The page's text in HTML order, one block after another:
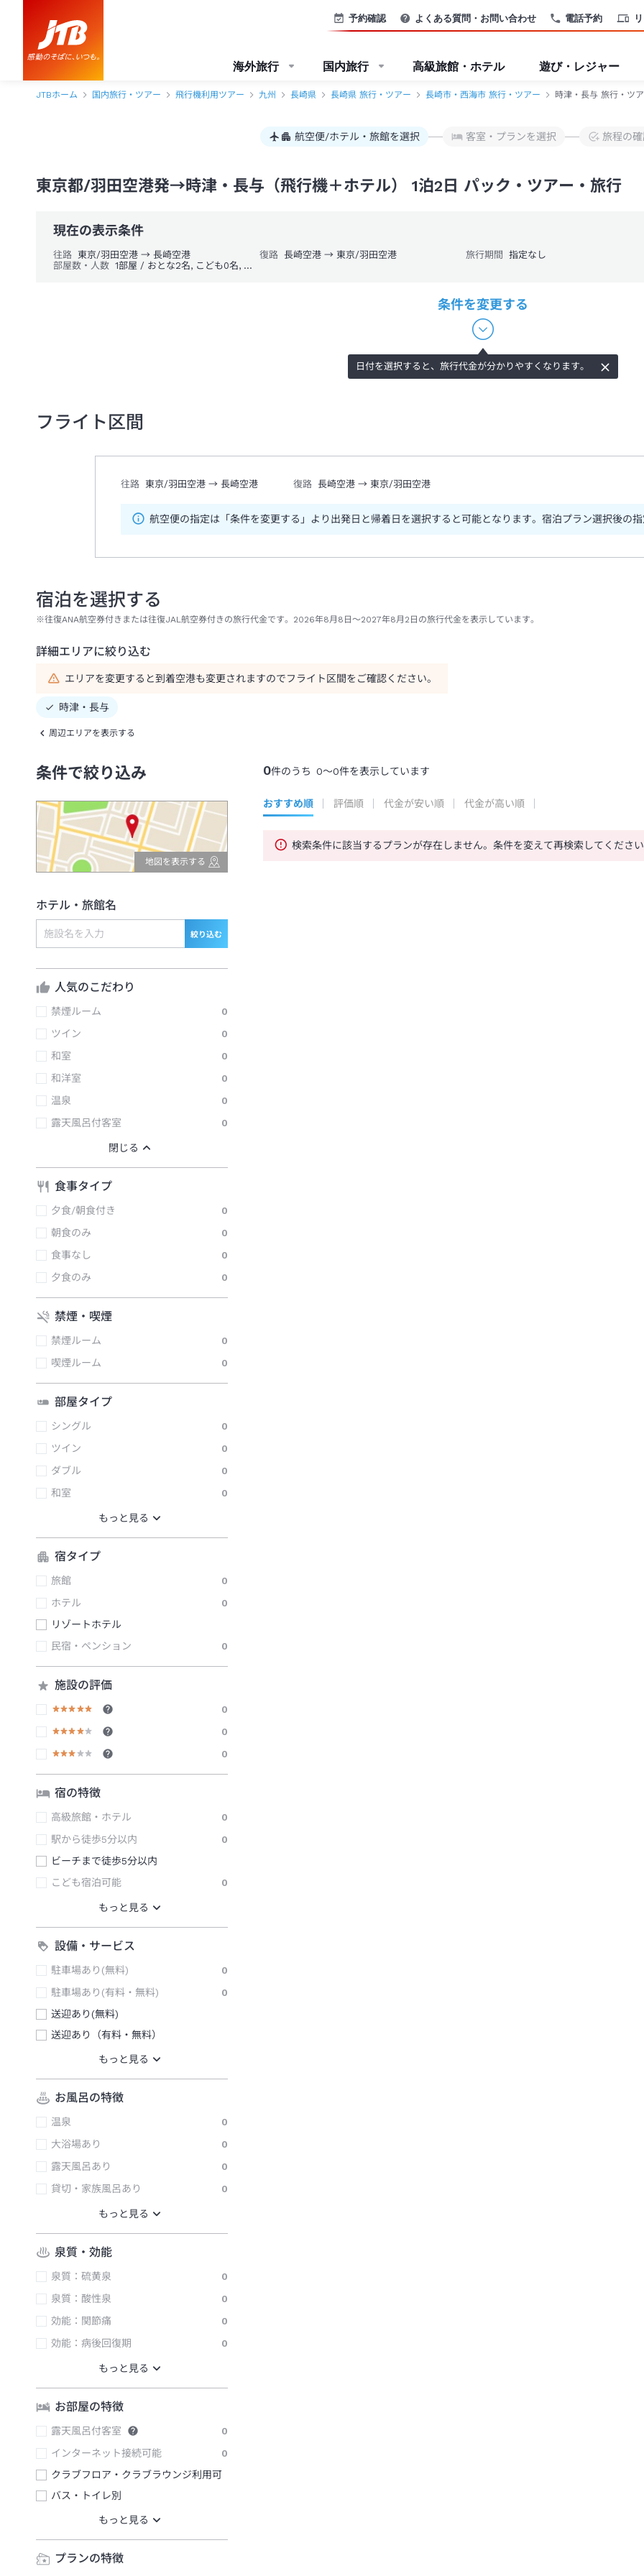
電話予約
予約確認 よくある質問・お問い合わせ
海外旅行 国内旅行 高級旅館・ホテル 遊び・レジャー
JTBホーム 国内旅行・ツアー 飛行機利用ツアー 九州 長崎県 長崎県 旅行・ツアー 長崎市・西海市 旅行・ツアー 時津・長与 旅行・ツ
航空便/ホテル・旅館を選択 客室・プランを選択 旅程の
東京都/羽田空港発→時津・長与（飛行機＋ホテル） 1泊2日 パック・ツアー・旅行
現在の表示条件
往路 東京/羽田空港 → 長崎空港 復路 長崎空港 → 東京/羽田空港 旅行期間
指定なし
部屋数・人数
1部屋 / おとな2名, こども0名, 幼児0名
日付を選択すると、旅行代金が分かりやすくなります。
フライト区間
往路 東京/羽田空港→ 長崎空港 復路 長崎空港→ 東京/羽田空港
航空便の指定は「条件を変更する」より出発日と帰着日を選択すると可能となります。宿泊プラン選択後の
宿泊を選択する
※往復ANA航空券付きまたは往復JAL航空券付きの旅行代金です。2026年8月8日～2027年8月2日の旅行代金を表示しています。
詳細エリアに絞り込む
エリアを変更すると到着空港も変更されますのでフライト区間をご確認ください。
時津・長与
周辺エリアを表示する
条件で絞り込み
地図を表示する
ホテル・旅館名
絞り込む
人気のこだわり
禁煙ルーム
0
ツイン
0
和室
0
和洋室
0
温泉
0
露天風呂付客室
0
食事タイプ
夕食/朝食付き
0
朝食のみ
0
食事なし
0
夕食のみ
0
禁煙・喫煙
禁煙ルーム
0
喫煙ルーム
0
部屋タイプ
シングル
0
ツイン
0
ダブル
0
和室
0
宿タイプ
旅館
0
ホテル
0
リゾートホテル
民宿・ペンション
0
施設の評価
0
0
0
宿の特徴
高級旅館・ホテル
0
駅から徒歩5分以内
0
ビーチまで徒歩5分以内
こども宿泊可能
0
設備・サービス
駐車場あり(無料)
0
駐車場あり(有料・無料)
0
送迎あり(無料)
送迎あり（有料・無料）
お風呂の特徴
温泉
0
大浴場あり
0
露天風呂あり
0
貸切・家族風呂あり
0
泉質・効能
泉質：硫黄泉
0
泉質：酸性泉
0
効能：関節痛
0
効能：病後回復期
0
お部屋の特徴
露天風呂付客室
0
インターネット接続可能
0
クラブフロア・クラブラウンジ利用可
バス・トイレ別
プランの特徴
0件のうち 0～0件を表示しています
おすすめ順 評価順 代金が安い順 代金が高い順
検索条件に該当するプランが存在しません。条件を変えて再検索してくださ